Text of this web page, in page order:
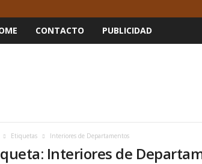
CONTACTO PUBLICIDAD
Etiquetas Interiores de Departamentos
Interiores de